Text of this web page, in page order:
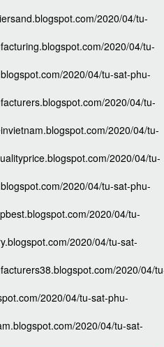
2020/04/tu-
2020/04/tu-
2020/04/tu-sat-phu-
2020/04/tu-
2020/04/tu-
2020/04/tu-
2020/04/tu-sat-phu-
2020/04/tu-
2020/04/tu-sat-
2020/04/
2020/04/tu-sat-phu-
2020/04/tu-sat-